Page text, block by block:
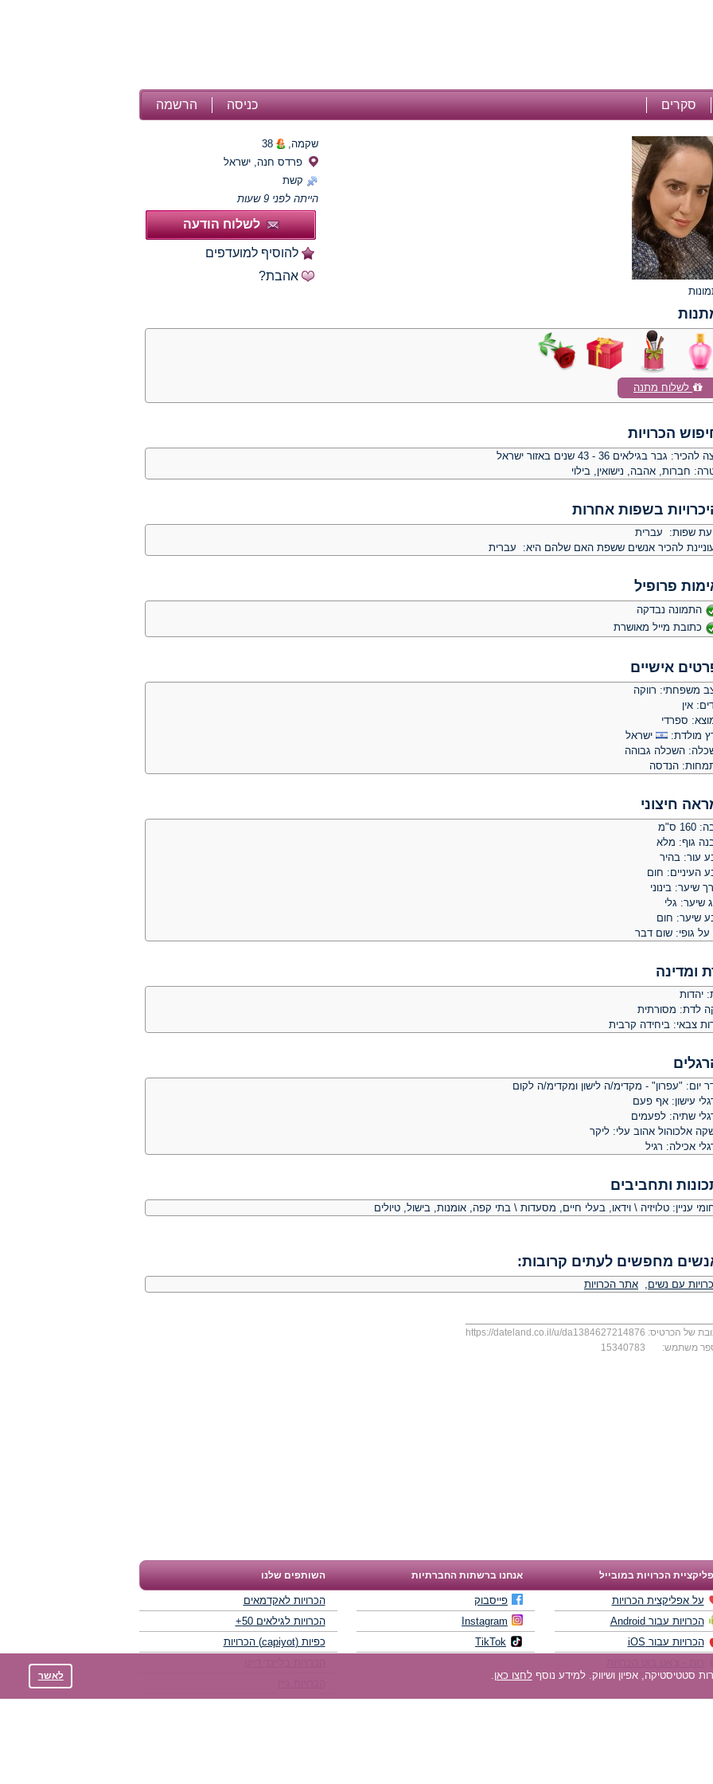
סקרים הרשמה כניסה
שקמה,
38
פרדס חנה, ישראל
קשת
הייתה לפני 9 שעות
לשלוח הודעה
להוסיף למועדפים
אהבת?
לשלוח מתנה
הכרויות
להכיר: גבר בגילאים 36 - 43 שנים באזור ישראל
חברות, אהבה, נישואין, בילוי
בשפות אחרות
שפות: עברית
להכיר אנשים ששפת האם שלהם היא: עברית
פרופיל
התמונה נבדקה
כתובת מייל מאושרת
אישיים
משפחתי: רווקה
אין
ספרדי
מולדת:
ישראל
השכלה גבוהה
הנדסה
חיצוני
ס"מ
גוף: מלא
עור: בהיר
העיניים: חום
שיער: בינוני
שיער: גלי
שיער: חום
על גופי: שום דבר
ומדינה
יהדות
לדת: מסורתית
צבאי: ביחידה קרבית
יום: "עפרון" - מקדימ/ה לישון ומקדימ/ה לקום
עישון: אף פעם
שתיה: לפעמים
אלכוהול אהוב עלי: ליקר
אכילה: רגיל
ותחביבים
עניין: טלויזיה \ וידאו, בעלי חיים, מסעדות \ בתי קפה, אומנות, בישול, טיולים
מחפשים לעתים קרובות:
עם נשים, אתר הכרויות
של הכרטיס: https://dateland.co.il/u/da1384627214876
משתמש:
15340783
הכרויות במובייל אנחנו ברשתות החברתיות השותפים שלנו
על אפליקצית הכרויות
הכרויות עבור Android
הכרויות עבור iOS
פייסבוק
Instagram
TikTok
הכרויות לאקדמאים
הכרויות לגילאים 50+
כפיות (capiyot) הכרויות
לחצו כאן. לאשר